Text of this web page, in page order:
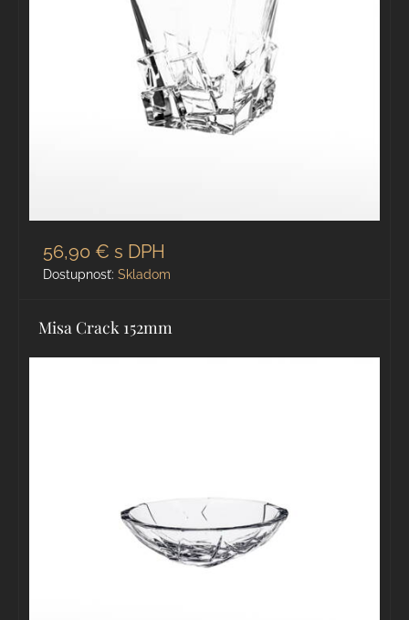
56,90 € s DPH
Dostupnosť: Skladom
Misa Crack 152mm